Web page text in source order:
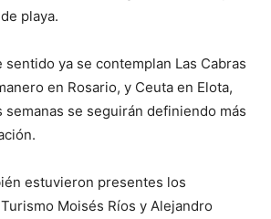
playa.
sentido ya se contemplan Las Cabras
en Rosario, y Ceuta en Elota,
semanas se seguirán definiendo más
estuvieron presentes los
Moisés Ríos y Alejandro